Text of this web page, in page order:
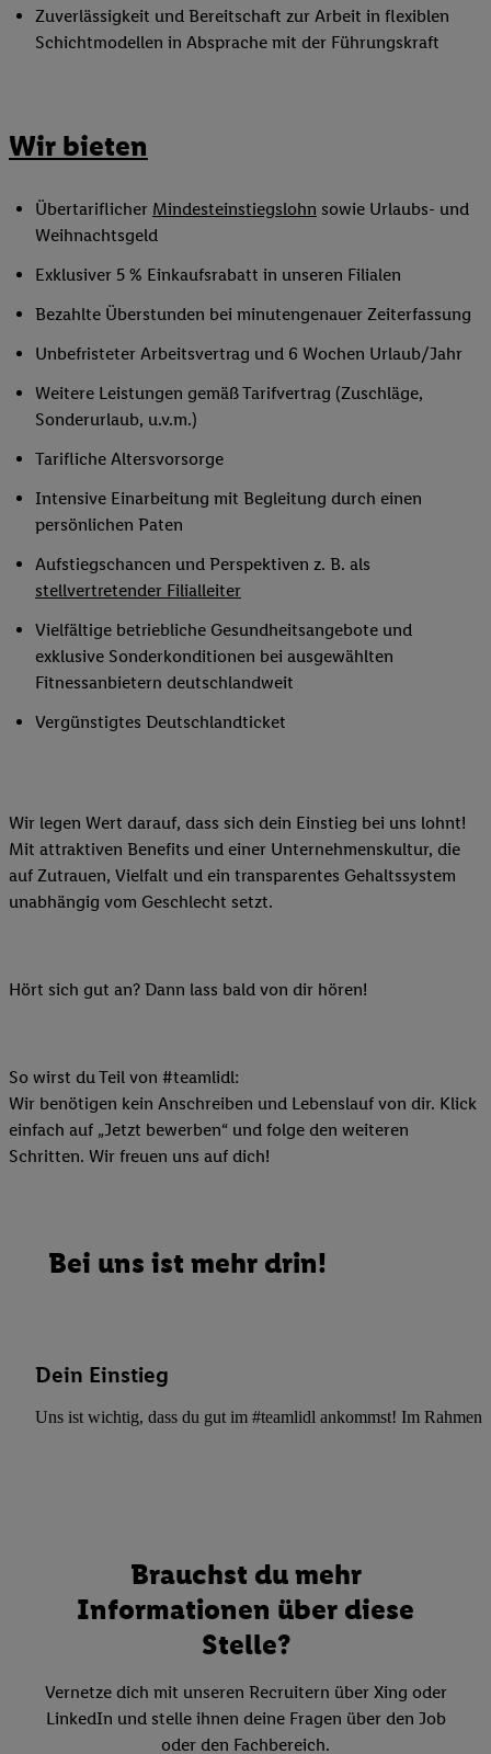
Zuverlässigkeit und Bereitschaft zur Arbeit in flexiblen
Schichtmodellen in Absprache mit der Führungskraft
Wir bieten
Übertariflicher Mindesteinstiegslohn sowie Urlaubs- und
Weihnachtsgeld
Exklusiver 5 % Einkaufsrabatt in unseren Filialen
Bezahlte Überstunden bei minutengenauer Zeiterfassung
Unbefristeter Arbeitsvertrag und 6 Wochen Urlaub/Jahr
Weitere Leistungen gemäß Tarifvertrag (Zuschläge,
Sonderurlaub, u.v.m.)
Tarifliche Altersvorsorge
Intensive Einarbeitung mit Begleitung durch einen
persönlichen Paten
Aufstiegschancen und Perspektiven z. B. als
stellvertretender Filialleiter
Vielfältige betriebliche Gesundheitsangebote und
exklusive Sonderkonditionen bei ausgewählten
Fitnessanbietern deutschlandweit
Vergünstigtes Deutschlandticket
Wir legen Wert darauf, dass sich dein Einstieg bei uns lohnt!
Mit attraktiven Benefits und einer Unternehmenskultur, die
auf Zutrauen, Vielfalt und ein transparentes Gehaltssystem
unabhängig vom Geschlecht setzt.
Hört sich gut an? Dann lass bald von dir hören!
So wirst du Teil von #teamlidl:
Wir benötigen kein Anschreiben und Lebenslauf von dir. Klick
einfach auf „Jetzt bewerben“ und folge den weiteren
Schritten. Wir freuen uns auf dich!
Bei uns ist mehr drin!
Dein Einstieg
Uns ist wichtig, dass du gut im #teamlidl ankommst! Im Rahmen
Brauchst du mehr
Informationen über diese
Stelle?
Vernetze dich mit unseren Recruitern über Xing oder
LinkedIn und stelle ihnen deine Fragen über den Job
oder den Fachbereich.